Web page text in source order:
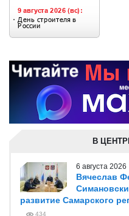
В
6 августа 2026
Вячеслав
развитие Самарского
434